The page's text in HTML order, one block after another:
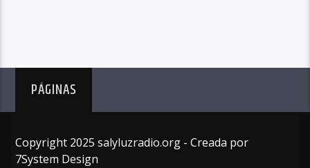
PÁGINAS
Copyright 2025 salyluzradio.org - Creada por
7System Design